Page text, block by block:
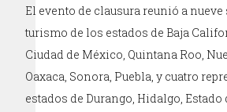
El evento de clausura reunió a
turismo de los estados de Baja
Ciudad de México, Quintana Roo,
Oaxaca, Sonora, Puebla, y cuatro
estados de Durango, Hidalgo,